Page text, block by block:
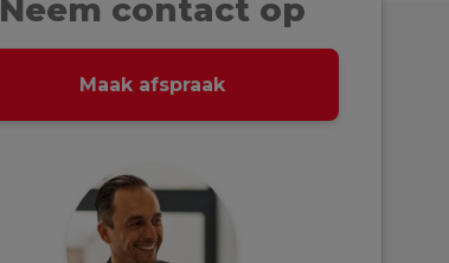
Neem contact op
Maak afspraak